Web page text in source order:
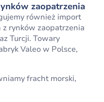
zaopatrzenia
również import
rynków zaopatrzenia
Turcji. Towary
Valeo w Polsce,
fracht morski,